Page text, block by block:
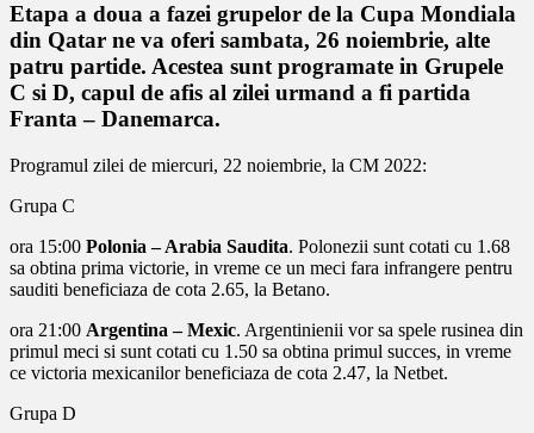
Etapa a doua a fazei grupelor de la Cupa Mondiala
din Qatar ne va oferi sambata, 26 noiembrie, alte
patru partide. Acestea sunt programate in Grupele
C si D, capul de afis al zilei urmand a fi partida
Franta – Danemarca.
Programul zilei de miercuri, 22 noiembrie, la CM 2022:
Grupa C
ora 15:00 Polonia – Arabia Saudita. Polonezii sunt cotati cu 1.68
sa obtina prima victorie, in vreme ce un meci fara infrangere pentru
sauditi beneficiaza de cota 2.65, la Betano.
ora 21:00 Argentina – Mexic. Argentinienii vor sa spele rusinea din
primul meci si sunt cotati cu 1.50 sa obtina primul succes, in vreme
ce victoria mexicanilor beneficiaza de cota 2.47, la Netbet.
Grupa D